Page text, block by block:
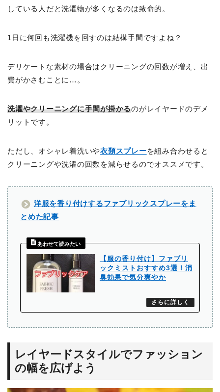
している人だと洗濯物が多くなるのは致命的。
1日に何回も洗濯機を回すのは結構手間ですよね？
デリケートな素材の場合はクリーニングの回数が増え、出
費がかさむことに…。
洗濯やクリーニングに手間が掛かるのがレイヤードのデメ
リットです。
ただし、オシャレ着洗いや衣類スプレーを組み合わせると
クリーニングや洗濯の回数を減らせるのでオススメです。
洋服を香り付けするファブリックスプレーをま
とめた記事
【服の香り付け】ファブリ
ックミストおすすめ3選！消
臭効果で気分爽やか
レイヤードスタイルでファッション
の幅を広げよう